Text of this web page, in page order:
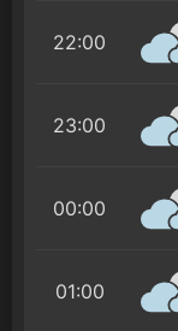
22:00
23:00
00:00
01:00